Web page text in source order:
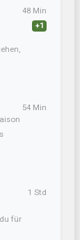
48 Min
+1
54 Min
für
1 Std